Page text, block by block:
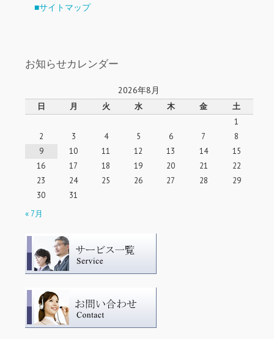
■サイトマップ
お知らせカレンダー
2026年8月
日 月 火 水 木 金
土
1
2
3 4 5 6 7
8
9
10 11 12 13 14
15
16
17 18 19 20 21
22
23
24 25 26 27 28
29
30
31
« 7月